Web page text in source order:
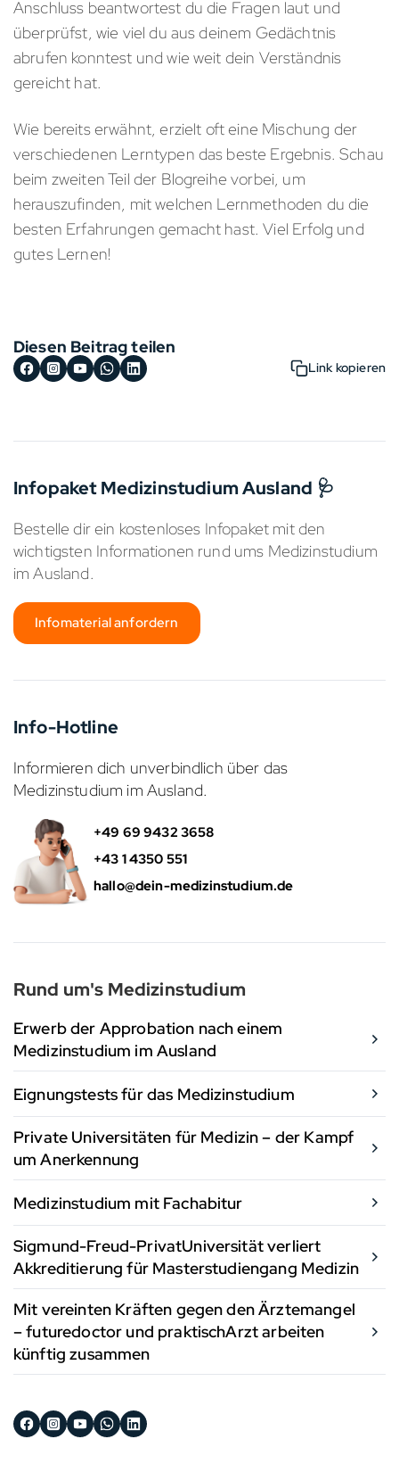
Anschluss beantwortest du die Fragen laut und
überprüfst, wie viel du aus deinem Gedächtnis
abrufen konntest und wie weit dein Verständnis
gereicht hat.
Wie bereits erwähnt, erzielt oft eine Mischung der
verschiedenen Lerntypen das beste Ergebnis. Schau
beim zweiten Teil der Blogreihe vorbei, um
herauszufinden, mit welchen Lernmethoden du die
besten Erfahrungen gemacht hast. Viel Erfolg und
gutes Lernen!
Diesen Beitrag teilen
Link kopieren
Infopaket Medizinstudium Ausland 🩺
Bestelle dir ein kostenloses Infopaket mit den
wichtigsten Informationen rund ums Medizinstudium
im Ausland.
Infomaterial anfordern
Info-Hotline
Informieren dich unverbindlich über das
Medizinstudium im Ausland.
+49 69 9432 3658
+43 1 4350 551
hallo@dein-medizinstudium.de
Rund um's Medizinstudium
Erwerb der Approbation nach einem
Medizinstudium im Ausland
Eignungstests für das Medizinstudium
Private Universitäten für Medizin – der Kampf
um Anerkennung
Medizinstudium mit Fachabitur
Sigmund-Freud-PrivatUniversität verliert
Akkreditierung für Masterstudiengang Medizin
Mit vereinten Kräften gegen den Ärztemangel
– futuredoctor und praktischArzt arbeiten
künftig zusammen